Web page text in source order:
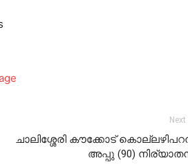
ചാലിശ്ശേരി കൗക്കോട്
അപ്പു (90)